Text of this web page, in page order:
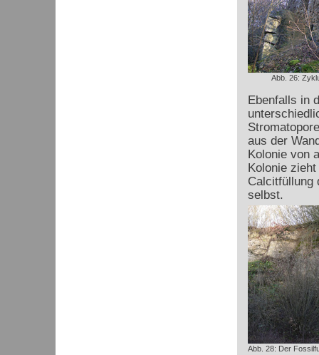
Abb. 26:
Ebenfalls in
aus der
Kolonie von
Kolonie
Calcitfüllung
selbst.
Abb. 28: Der